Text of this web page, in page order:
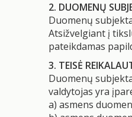
2. DUOMENŲ
Duomenų
Atsižvelgiant į
pateikdamas
3. TEISĖ
Duomenų
valdytojas yra
a) asmens